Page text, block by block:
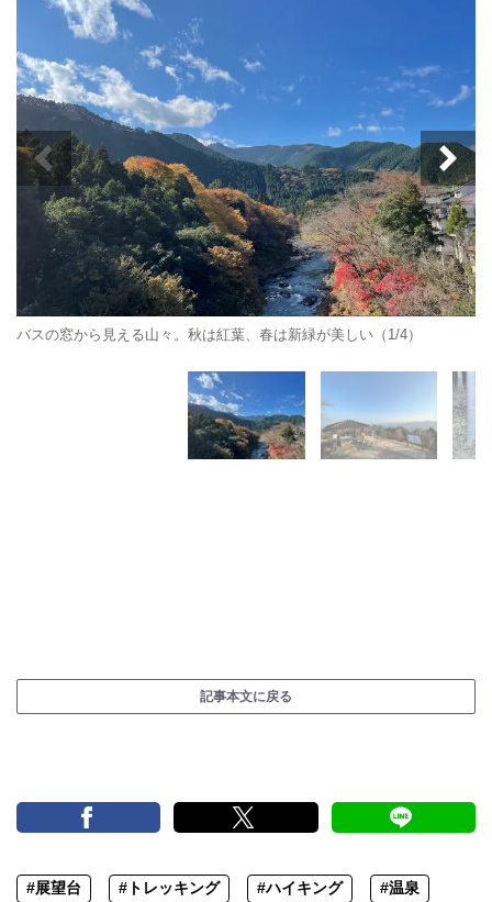
バスの窓から見える山々。秋は紅葉、春は新緑が美しい（1/4）
記事本文に戻る
#展望台 #トレッキング #ハイキング #温泉